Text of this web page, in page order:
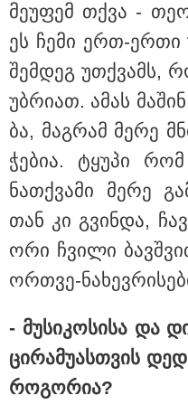
მე­უ­ფემ თქვა -
ეს ჩემი ერთ-ერთი
შემ­დეგ უთ­ქვამს,
უბ­რი­ათ. ამას
ბა, მაგ­რამ მერე
ჭე­ბია. ტყუ­პი
ნათ­ქვა­მი მერე
თან კი გვინ­და,
ორი ჩვი­ლი
ორ­თვე-
- მუ­სი­კო­სი­სა და
ცი­რა­მუ­ას­თვის
რო­გო­რია?